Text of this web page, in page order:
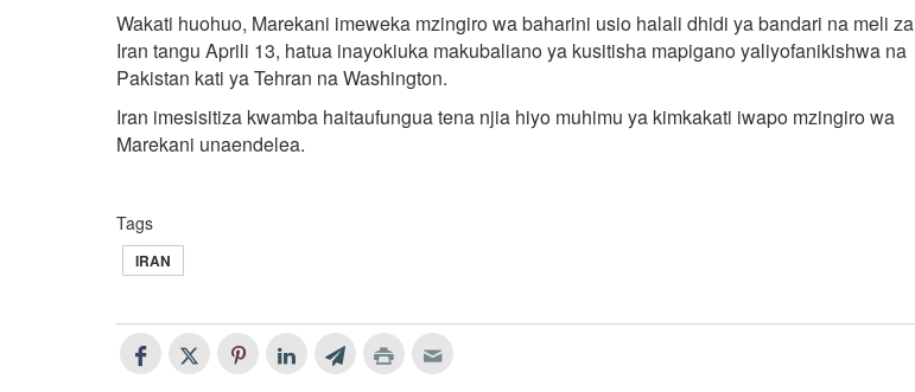
Wakati huohuo, Marekani imeweka mzingiro wa baharini usio halali dhidi ya bandari na meli za
Iran tangu Aprili 13, hatua inayokiuka makubaliano ya kusitisha mapigano yaliyofanikishwa na
Pakistan kati ya Tehran na Washington.
Iran imesisitiza kwamba haitaufungua tena njia hiyo muhimu ya kimkakati iwapo mzingiro wa
Marekani unaendelea.
Tags
IRAN